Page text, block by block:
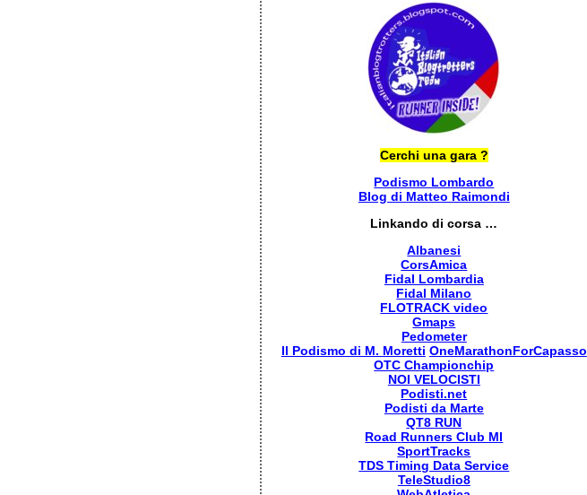
Cerchi una gara ?
Podismo Lombardo
Blog di Matteo Raimondi
Linkando di corsa …
Albanesi
CorsAmica
Fidal Lombardia
Fidal Milano
FLOTRACK video
Gmaps
Pedometer
Il Podismo di M. Moretti OneMarathonForCapasso
OTC Championchip
NOI VELOCISTI
Podisti.net
Podisti da Marte
QT8 RUN
Road Runners Club MI
SportTracks
TDS Timing Data Service
TeleStudio8